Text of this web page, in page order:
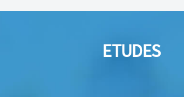
ETUDES